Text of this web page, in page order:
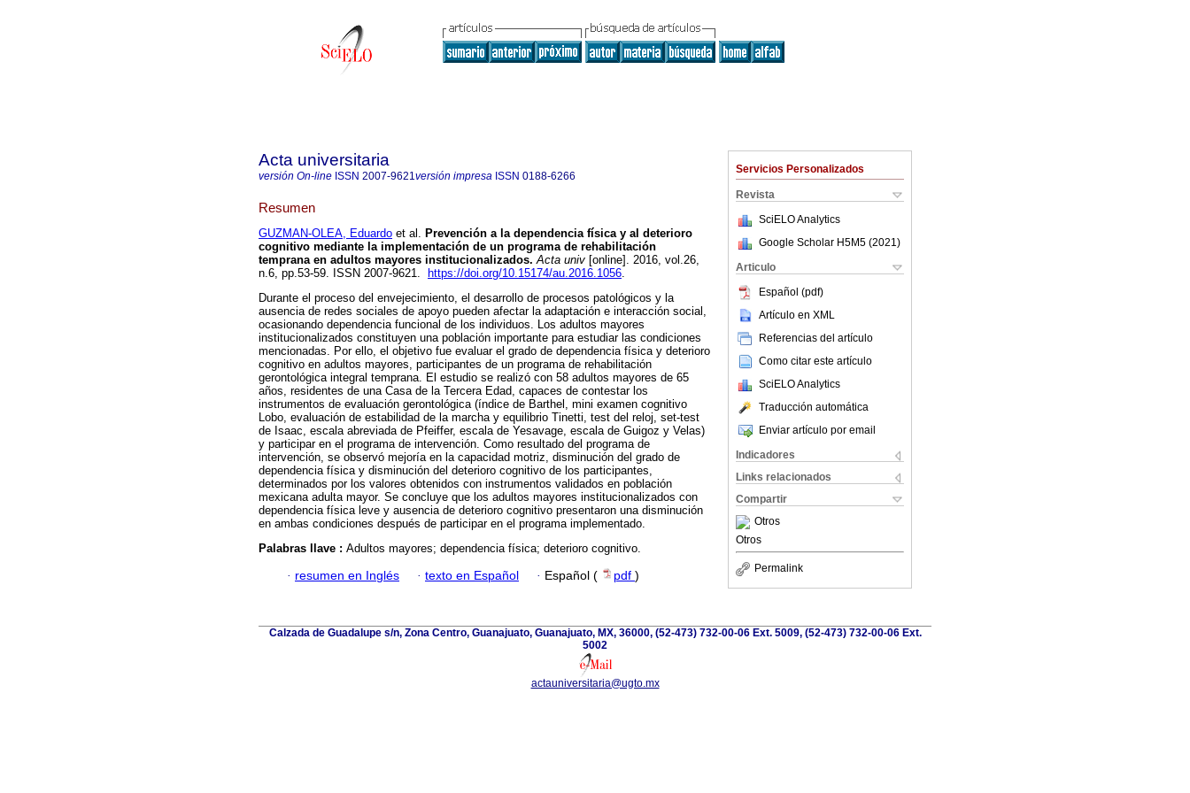
Servicios Personalizados
Revista
SciELO Analytics
Google Scholar H5M5 (2021 )
Articulo
Español (pdf)
Artículo en XML
Referencias del artículo
Como citar este artículo
SciELO Analytics
Traducción automática
Enviar artículo por email
Indicadores
Links relacionados
Compartir
Otros
Otros
Permalink
Acta universitaria
versión On-line ISSN 2007-9621versión impresa ISSN 0188-6266
Resumen
GUZMAN-OLEA, Eduardo et al. Prevención a la dependencia física y al deterioro
cognitivo mediante la implementación de un programa de rehabilitación
temprana en adultos mayores institucionalizados. Acta univ [online]. 2016, vol.26,
n.6, pp.53-59. ISSN 2007-9621.
https://doi.org/10.15174/au.2016.1056.
Durante el proceso del envejecimiento, el desarrollo de procesos patológicos y la
ausencia de redes sociales de apoyo pueden afectar la adaptación e interacción social,
ocasionando dependencia funcional de los individuos. Los adultos mayores
institucionalizados constituyen una población importante para estudiar las condiciones
mencionadas. Por ello, el objetivo fue evaluar el grado de dependencia física y deterioro
cognitivo en adultos mayores, participantes de un programa de rehabilitación
gerontológica integral temprana. El estudio se realizó con 58 adultos mayores de 65
años, residentes de una Casa de la Tercera Edad, capaces de contestar los
instrumentos de evaluación gerontológica (índice de Barthel, mini examen cognitivo
Lobo, evaluación de estabilidad de la marcha y equilibrio Tinetti, test del reloj, set-test
de Isaac, escala abreviada de Pfeiffer, escala de Yesavage, escala de Guigoz y Velas)
y participar en el programa de intervención. Como resultado del programa de
intervención, se observó mejoría en la capacidad motriz, disminución del grado de
dependencia física y disminución del deterioro cognitivo de los participantes,
determinados por los valores obtenidos con instrumentos validados en población
mexicana adulta mayor. Se concluye que los adultos mayores institucionalizados con
dependencia física leve y ausencia de deterioro cognitivo presentaron una disminución
en ambas condiciones después de participar en el programa implementado.
Palabras llave : Adultos mayores; dependencia física; deterioro cognitivo.
· resumen en Inglés · texto en Español · Español ( pdf )
Calzada de Guadalupe s/n, Zona Centro, Guanajuato, Guanajuato, MX, 36000, (52-473) 732-00-06 Ext. 5009, (52-473) 732-00-06 Ext.
5002
actauniversitaria@ugto.mx